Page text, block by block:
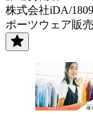
株式会社iDA/
ポーツウェア販